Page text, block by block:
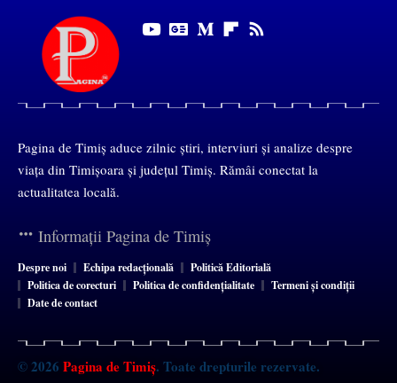
Pagina de Timiș aduce zilnic știri, interviuri și analize despre
viața din Timișoara și județul Timiș. Rămâi conectat la
actualitatea locală.
Informații Pagina de Timiș
Despre noi Echipa redacțională
Politică Editorială
Politica de corecturi
Politica de confidențialitate
Termeni și condiții
Date de contact
© 2026 Pagina de Timiș. Toate drepturile rezervate.